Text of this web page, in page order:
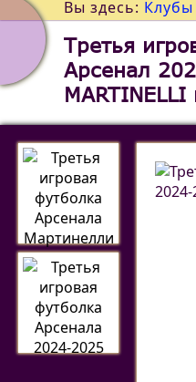
Вы здесь: Клубы
Третья
Арсенал